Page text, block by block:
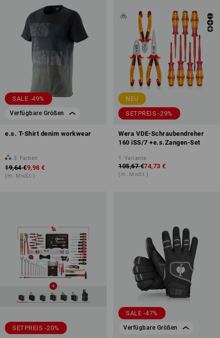
SALE -49%
Verfügbare Größen
e.s. T-Shirt denim workwear
3 Farben
19,64 €9,98 €
(m. MwSt.)
NEU
SETPREIS -29%
Wera VDE-Schraubendreher
160 iSS/7 +e.s.Zangen-Set
1 Variante
105,67 €74,73 €
(m. MwSt.)
SETPREIS -20%
SALE -47%
Verfügbare Größen